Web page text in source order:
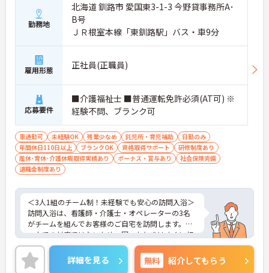
勤務地
北海道 釧路市 愛国東3-1-3 今野貸事務所A･
B号
ＪＲ根室本線「東釧路駅」バス・車9分
雇用形態 正社員(正職員)
応募要件
■介護福祉士 ■普通運転免許必須(AT可) ※
経験不問、ブランク可
車通勤可 未経験OK 残業少なめ 託児所・育児補助
日勤のみ
年間休日110日以上
ブランクOK 資格取得サポート
研修制度あり
産休･育休･介護休暇取得実績あり
ボーナス・賞与あり
社会保険完備
退職金制度あり
＜3人1組のチーム制！未経験でも安心の訪問入浴＞
訪問入浴は、看護師・介護士・オペレーターの3名
がチームを組んでお客様のご自宅を訪問します。お
一人での対応ではないため、困ったときはすぐに相
談できる心強い環境です。オペレーターのお仕事
は、専用浴槽の運搬やセッティング、運転がメイ
ン。チームワークを大切にしながら、お客様に「最
詳細を見る 無料 紹介してもらう